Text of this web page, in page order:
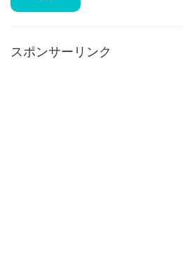
スポンサーリンク